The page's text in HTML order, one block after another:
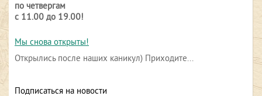
по четвергам
с 11.00 до 19.00!
Мы снова открыты!
Открылись после наших каникул) Приходите...
Подписаться на новости